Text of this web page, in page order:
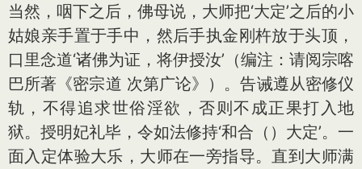
当然，咽下之后，佛母说，大师把‘大定’之后的小
姑娘亲手置于手中，然后手执金刚杵放于头顶，
口里念道‘诸佛为证，将伊授汝’（编注：请阅宗喀
巴所著《密宗道 次第广论》）。告诫遵从密修仪
轨，不得追求世俗淫欲，否则不成正果打入地
狱。授明妃礼毕，令如法修持‘和合（）大定’。一
面入定体验大乐，大师在一旁指导。直到大师满